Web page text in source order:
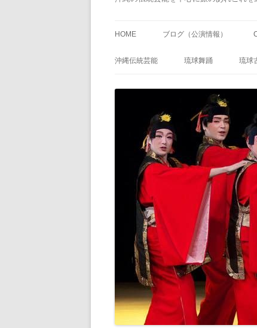
HOME ブログ（公演情報）
沖縄伝統芸能 琉球舞踊 琉球